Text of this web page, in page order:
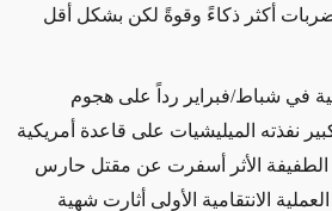
أكثر ذكاءً وقوةً لكن بشكل أقل
في شباط/فبراير رداً على هجوم
نفذته الميليشيات على قاعدة أمريكية
الطفيفة الأثر أسفرت عن مقتل حارس
الانتقامية الأولى أثارت شهية